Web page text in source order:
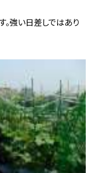
強い日差しではあり